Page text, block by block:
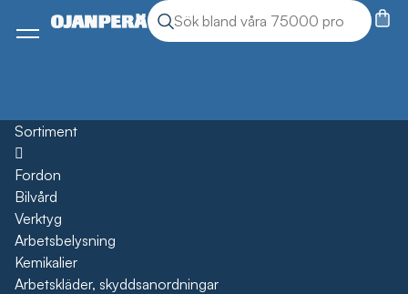
Sök produkter
Sök
Meny
Sortiment
Öppna
Fordon
Bilvård
Verktyg
Arbetsbelysning
Kemikalier
Arbetskläder, skyddsanordningar